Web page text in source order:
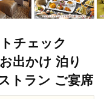
チェック
出かけ 泊り
トラン ご宴席